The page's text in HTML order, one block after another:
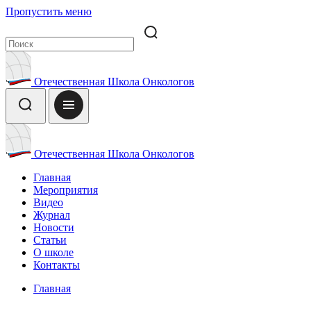
Пропустить меню
Отечественная Школа Онкологов
Отечественная Школа Онкологов
Главная
Мероприятия
Видео
Журнал
Новости
Статьи
О школе
Контакты
Главная